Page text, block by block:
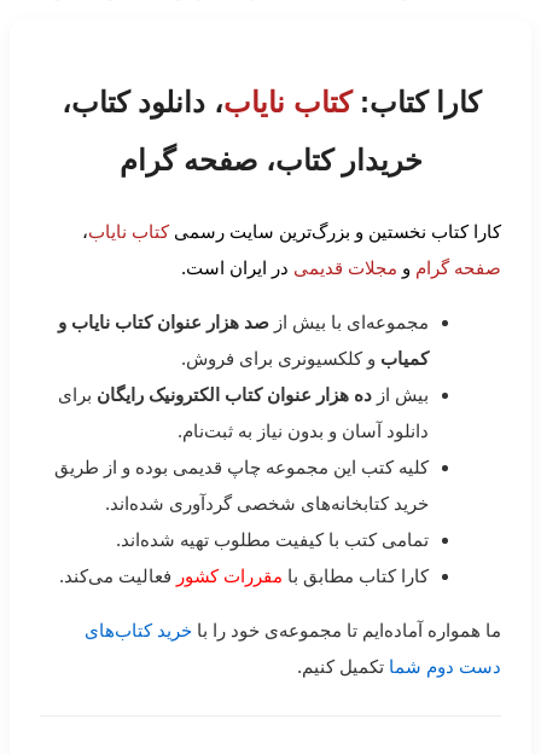
کارا کتاب:کتاب نایاب، دانلود کتاب،
خریدار کتاب، صفحه گرام
کارا کتاب نخستین و بزرگ‌ترین سایت رسمیکتاب نایاب،
صفحه گرام و مجلات قدیمی در ایران است.
مجموعه‌ای با بیش از صد هزار عنوان کتاب نایاب و
کمیاب و کلکسیونری برای فروش.
بیش از ده هزار عنوان کتاب الکترونیک رایگان برای
دانلود آسان و بدون نیاز به ثبت‌نام.
کلیه کتب این مجموعه چاپ قدیمی بوده و از طریق
خرید کتابخانه‌های شخصی گردآوری شده‌اند.
تمامی کتب با کیفیت مطلوب تهیه شده‌اند.
کارا کتاب مطابق با مقررات کشور فعالیت می‌کند.
ما همواره آماده‌ایم تا مجموعه‌ی خود را با خرید کتاب‌های
دست دوم شما تکمیل کنیم.